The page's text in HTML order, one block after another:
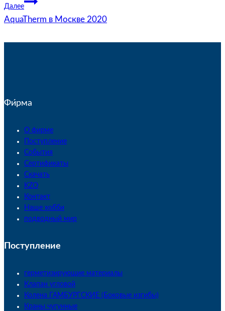
Далее
AquaTherm в Москве 2020
Фи́рма
О фирме
Поступление
События
Сертификаты
Скачать
KZO
Контакт
Наше хобби
подводный мир
Поступление
герметизирующие материалы
Клапан угловой
Колена ГАМБУРГСКИЕ (Боковые изгибы)
Краны чугунные